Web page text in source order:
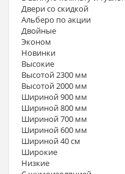
Двери со скидкой
Альберо по акции
Двойные
Эконом
Новинки
Высокие
Высотой 2300 мм
Высотой 2000 мм
Шириной 900 мм
Шириной 800 мм
Шириной 700 мм
Шириной 600 мм
Шириной 40 см
Широкие
Низкие